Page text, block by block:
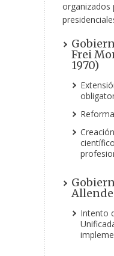
organizados
Frei
1970)
Allende
Intento